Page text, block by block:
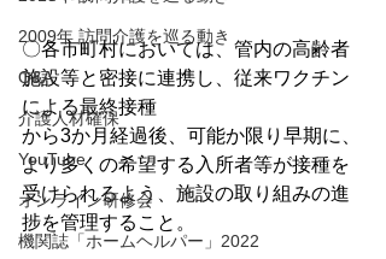
2009年 訪問介護を巡る動き
Q&A
介護人材確保
YouTube
オンライン研修会
機関誌「ホームヘルパー」2022
〇各市町村においては、管内の高齢者
施設等と密接に連携し、従来ワクチン
による最終接種
から3か月経過後、可能か限り早期に、
より多くの希望する入所者等が接種を
受けられるよう、施設の取り組みの進
捗を管理すること。